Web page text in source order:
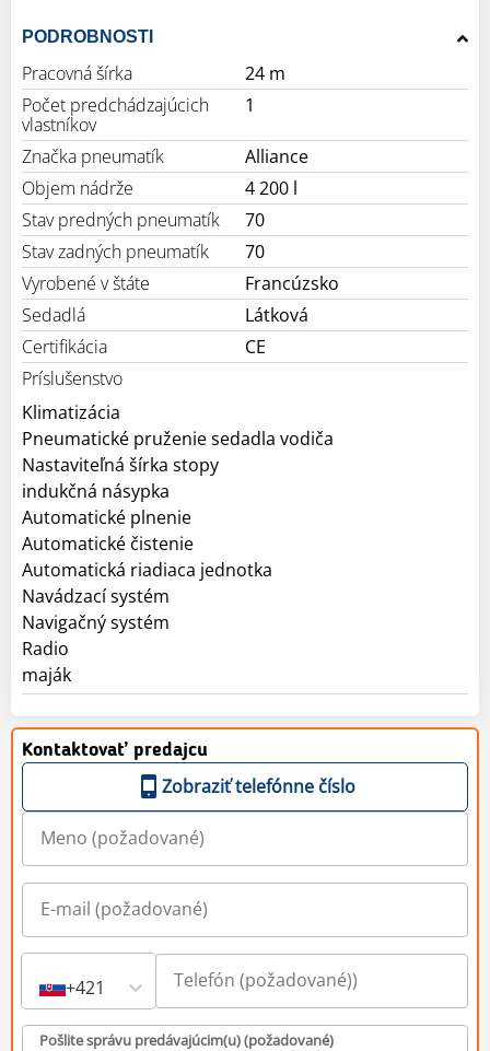
PODROBNOSTI
Pracovná šírka
24 m
Počet predchádzajúcich
vlastníkov
1
Značka pneumatík
Alliance
Objem nádrže
4 200 l
Stav predných pneumatík
70
Stav zadných pneumatík
70
Vyrobené v štáte
Francúzsko
Sedadlá
Látková
Certifikácia
CE
Príslušenstvo
Klimatizácia
Pneumatické pruženie sedadla vodiča
Nastaviteľná šírka stopy
indukčná násypka
Automatické plnenie
Automatické čistenie
Automatická riadiaca jednotka
Navádzací systém
Navigačný systém
Radio
maják
Kontaktovať predajcu
Zobraziť telefónne číslo
+421
Pošlite správu predávajúcim(u) (požadované)